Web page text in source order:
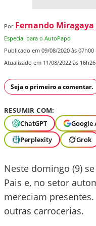
Por Fernando Miragaya
Especial para o AutoPapo
Publicado em 09/08/2020 às 07h00
Atualizado em 11/08/2022 às 16h26
Seja o primeiro a comentar.
RESUMIR COM:
ChatGPT
Google
Perplexity
Grok
Neste domingo (9)
Pais e, no setor
mereciam
outras carrocerias.